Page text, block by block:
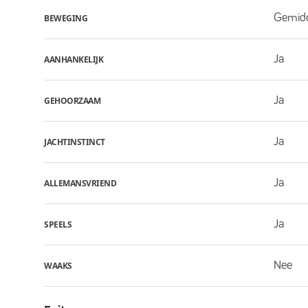
BEWEGING
AANHANKELIJK Ja
GEHOORZAAM Ja
JACHTINSTINCT Ja
ALLEMANSVRIEND Ja
SPEELS Ja
WAAKS Nee